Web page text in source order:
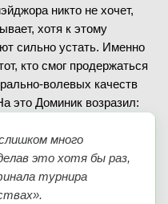
никто не хочет,
хотя к этому
сильно устать. Именно
кто смог продержаться
волевых качеств
это Доминик возразил:
много
это хотя бы раз,
турнира